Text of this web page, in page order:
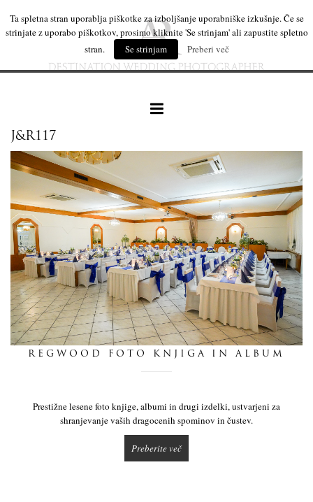
naše delo
leseni izdelki
mi
dnevnik
J&R117
REGWOOD FOTO KNJIGA IN ALBUM
Prestižne lesene foto knjige, albumi in drugi izdelki, ustvarjeni za
shranjevanje vaših dragocenih spominov in čustev.
Preberite več
Ta spletna stran uporablja piškotke za izboljšanje uporabniške izkušnje. Če se
strinjate z uporabo piškotkov, prosimo kliknite 'Se strinjam' ali zapustite spletno
stran.
Se strinjam Preberi več